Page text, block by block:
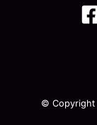
© Copyright